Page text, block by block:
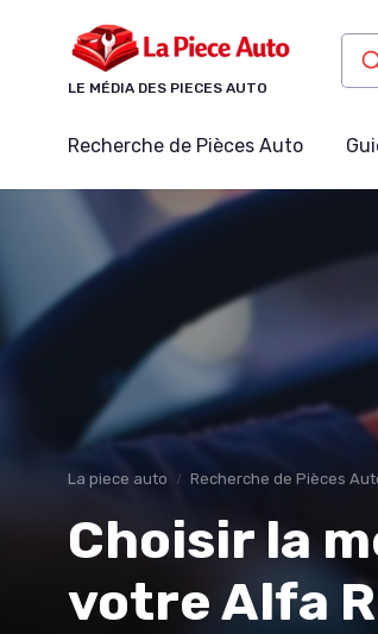
LE MÉDIA DES PIECES AUTO
Recherche de Pièces Auto
La piece auto Recherche de Pièces
Choisir la
votre Alfa